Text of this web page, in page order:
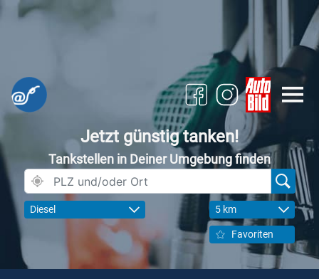
Jetzt günstig tanken!
Tankstellen in Deiner Umgebung finden
Diesel 5 km
Favoriten